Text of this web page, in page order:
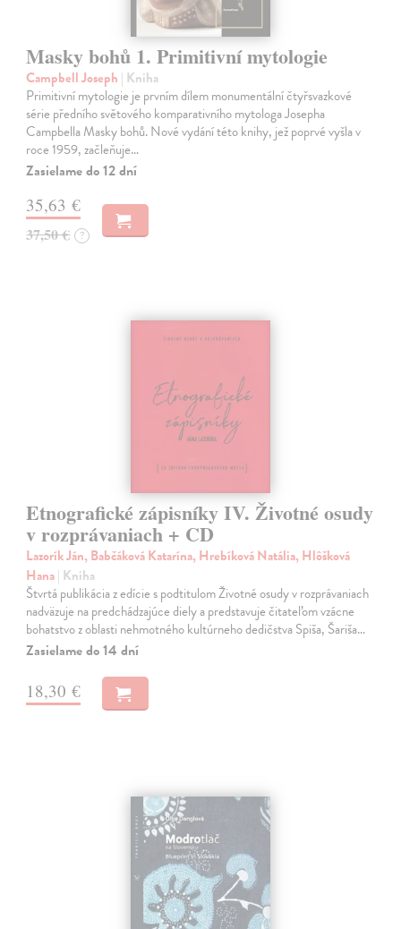
Masky bohů 1. Primitivní mytologie
Campbell Joseph | Kniha
Primitivní mytologie je prvním dílem monumentální čtyřsvazkové
série předního světového komparativního mytologa Josepha
Campbella Masky bohů. Nové vydání této knihy, jež poprvé vyšla v
roce 1959, začleňuje…
Zasielame do 12 dní
35,63 €
37,50 € ?
Etnografické zápisníky IV. Životné osudy
v rozprávaniach + CD
Lazorík Ján, Babčáková Katarína, Hrebíková Natália, Hlôšková
Hana| Kniha
Štvrtá publikácia z edície s podtitulom Životné osudy v rozprávaniach
nadväzuje na predchádzajúce diely a predstavuje čitateľom vzácne
bohatstvo z oblasti nehmotného kultúrneho dedičstva Spiša, Šariša…
Zasielame do 14 dní
18,30 €